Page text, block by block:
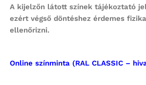
A kijelzőn látott színek tájékoztató
ezért végső döntéshez érdemes
ellenőrizni.
Online színminta (RAL CLASSIC –